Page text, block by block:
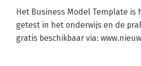
Het Business Model Template
getest in het onderwijs en de
gratis beschikbaar via: